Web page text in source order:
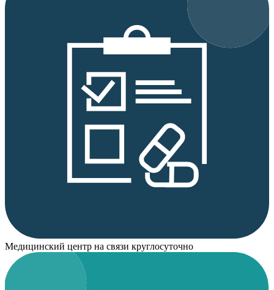
Медицинский центр на связи круглосуточно